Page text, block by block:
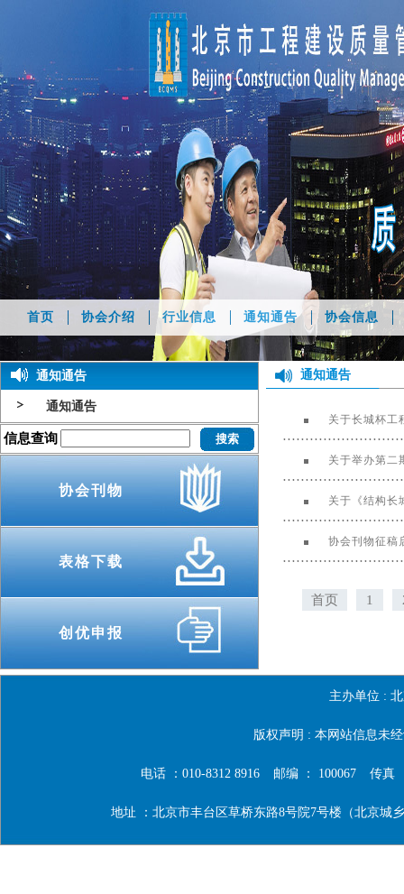
首页 协会介绍 行业信息 通知通告 协会信息
通知通告
通知通告
信息查询
协会刊物
表格下载
创优申报
通知通告
关于长城杯工
关于举办第二
关于《结构长
协会刊物征稿
首页 1
主办单位 :
版权声明 : 本网站信息未
电话 ：010-8312 8916 邮编 ： 100067 传真
地址 ：北京市丰台区草桥东路8号院7号楼（北京城